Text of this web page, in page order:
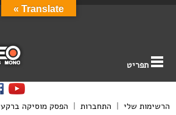
תפריט
הרשימות שלי | התחברות | הפסק מוסיקה ברקע
Translate »